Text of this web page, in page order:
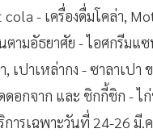
- เครื่องดื่มโคล่า,
ามอัธยาศัย - ไอศกรีมแซ
เปาเหล่ากง - ซาลาเปา
ดอกจาก และ ชิกกี้ชิก - ไ
ารเฉพาะวันที่ 24-26 มี.ค